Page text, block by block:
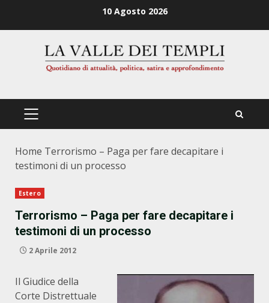
10 Agosto 2026
PRIMÄRES
Home Terrorismo – Paga per fare decapitare i
testimoni di un processo
Estero
Terrorismo – Paga per fare decapitare i
testimoni di un processo
2 Aprile 2012
Il Giudice della
Corte Distrettuale